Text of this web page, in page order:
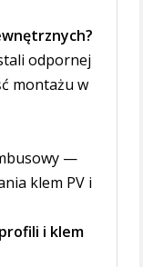
odpornej
montażu w
—
klem PV i
i klem